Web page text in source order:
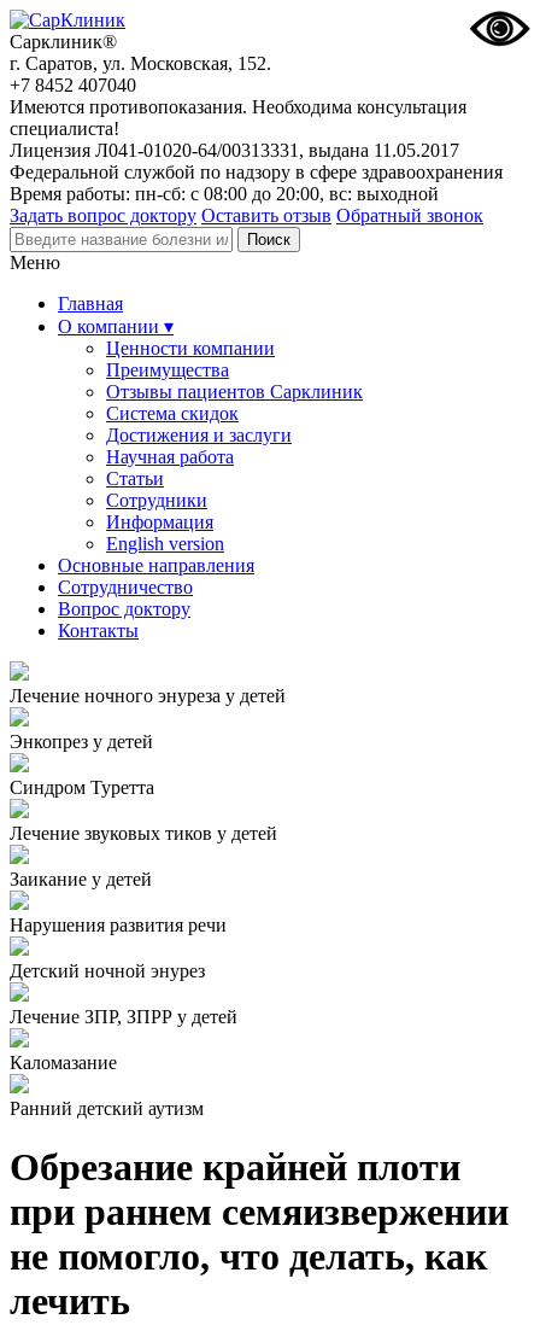
Сарклиник®
г. Саратов, ул. Московская, 152.
+7 8452 407040
Имеются противопоказания. Необходима консультация
специалиста!
Лицензия Л041-01020-64/00313331, выдана 11.05.2017
Федеральной службой по надзору в сфере здравоохранения
Время работы: пн-сб: с 08:00 до 20:00, вс: выходной
Задать вопрос доктору Оставить отзыв Обратный звонок
Меню
Главная
О компании ▾
Ценности компании
Преимущества
Отзывы пациентов Сарклиник
Система скидок
Достижения и заслуги
Научная работа
Статьи
Сотрудники
Информация
English version
Основные направления
Сотрудничество
Вопрос доктору
Контакты
Лечение ночного энуреза у детей
Энкопрез у детей
Синдром Туретта
Лечение звуковых тиков у детей
Заикание у детей
Нарушения развития речи
Детский ночной энурез
Лечение ЗПР, ЗПРР у детей
Каломазание
Ранний детский аутизм
Обрезание крайней плоти
при раннем семяизвержении
не помогло, что делать, как
лечить